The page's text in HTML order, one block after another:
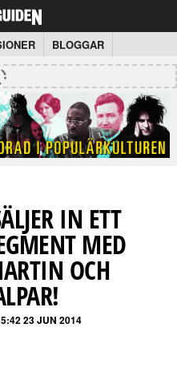
BLOGGAR
IN ETT
MED
OCH
5:42 23 JUN 2014